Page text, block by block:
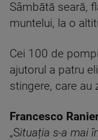
Sâmbătă seară,
muntelui, la o
Cei 100 de
ajutorul a patru
stingere, care au
Francesco
„Situația s-a mai